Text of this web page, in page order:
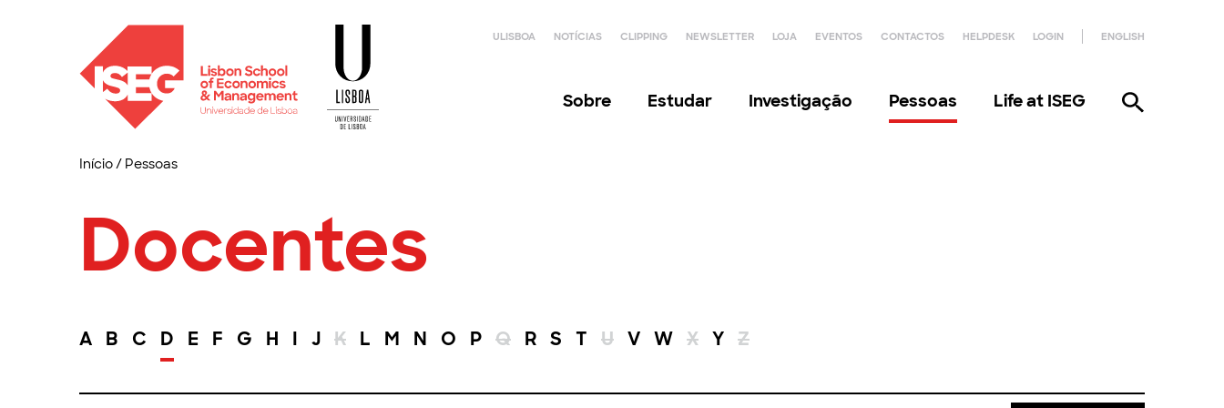
ULISBOA NOTÍCIAS CLIPPING NEWSLETTER LOJA EVENTOS CONTACTOS HELPDESK LOGIN ENGLISH
Sobre Estudar Investigação Pessoas Life at ISEG
Início/ Pessoas
Docentes
A B C D E F G H I J K L M N O P Q R S T U V W X Y Z